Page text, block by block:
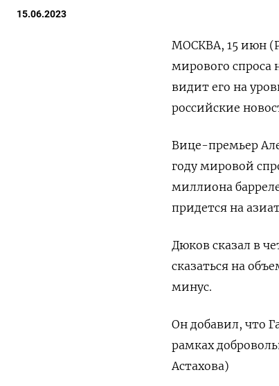
15.06.2023
МОСКВА, 15 июн
мирового спроса
видит его на
российские
Вице-премьер
году мировой
миллиона
придется на
Дюков сказал в
сказаться на
минус.
Он добавил, что
рамках
Астахова)